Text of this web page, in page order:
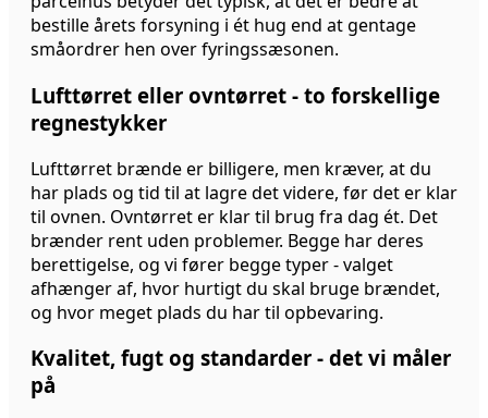
bestille årets forsyning i ét hug end at gentage
småordrer hen over fyringssæsonen.
Lufttørret eller ovntørret - to forskellige
regnestykker
Lufttørret brænde er billigere, men kræver, at du
har plads og tid til at lagre det videre, før det er klar
til ovnen. Ovntørret er klar til brug fra dag ét. Det
brænder rent uden problemer. Begge har deres
berettigelse, og vi fører begge typer - valget
afhænger af, hvor hurtigt du skal bruge brændet,
og hvor meget plads du har til opbevaring.
Kvalitet, fugt og standarder - det vi måler
på